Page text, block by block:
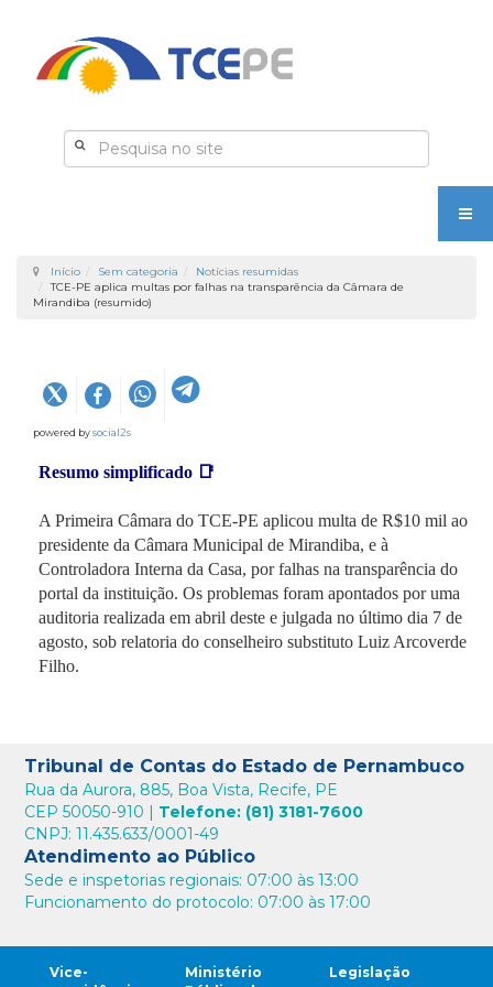
Início Sem categoria
Notícias resumidas
TCE-PE aplica multas por falhas na transparência da Câmara de
Mirandiba (resumido)
powered bysocial2s
Resumo simplificado 📑
A Primeira Câmara do TCE-PE aplicou multa de R$10 mil ao
presidente da Câmara Municipal de Mirandiba, e à
Controladora Interna da Casa, por falhas na transparência do
portal da instituição. Os problemas foram apontados por uma
auditoria realizada em abril deste e julgada no último dia 7 de
agosto, sob relatoria do conselheiro substituto Luiz Arcoverde
Filho.
Tribunal de Contas do Estado de Pernambuco
Rua da Aurora, 885, Boa Vista, Recife, PE
CEP 50050-910 | Telefone: (81) 3181-7600
CNPJ: 11.435.633/0001-49
Atendimento ao Público
Sede e inspetorias regionais: 07:00 às 13:00
Funcionamento do protocolo: 07:00 às 17:00
Vice-
Ministério
Legislação